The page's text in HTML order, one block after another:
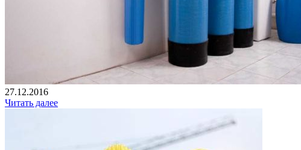
27.12.2016
Читать далее